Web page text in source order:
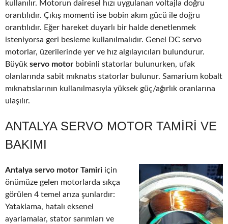
kullanılır. Motorun dairesel hızı uygulanan voltajla doğru
orantılıdır. Çıkış momenti ise bobin akım gücü ile doğru
orantılıdır. Eğer hareket duyarlı bir halde denetlenmek
isteniyorsa geri besleme kullanılmalıdır. Genel DC servo
motorlar, üzerilerinde yer ve hız algılayıcıları bulundurur.
Büyük servo motor bobinli statorlar bulunurken, ufak
olanlarında sabit mıknatıs statorlar bulunur. Samarium kobalt
mıknatıslarının kullanılmasıyla yüksek güç/ağırlık oranlarına
ulaşılır.
ANTALYA SERVO MOTOR TAMIRI VE
BAKIMI
Antalya servo motor Tamiri için
önümüze gelen motorlarda sıkça
görülen 4 temel arıza şunlardır:
Yataklama, hatalı eksenel
ayarlamalar, stator sarımları ve